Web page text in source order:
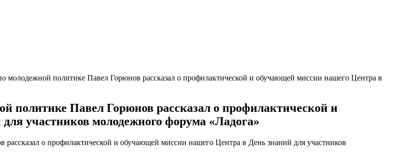
молодежной политике Павел Горюнов рассказал о профилактической и обучающей миссии нашего Центра в
политике Павел Горюнов рассказал о профилактической и
участников молодежного форума «Ладога»